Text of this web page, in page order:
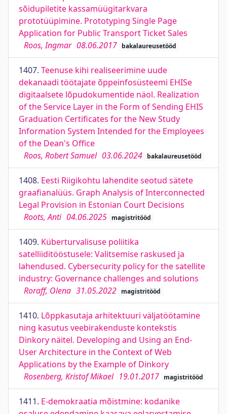
sõidupiletite kassamüügitarkvara
prototüüpimine. Prototyping Single Page
Application for Public Transport Ticket Sales
Roos, Ingmar 08.06.2017 bakalaureusetööd
1407. Teenuse kihi realiseerimine uude
dekanaadi töötajate õppeinfosüsteemi EHISe
digitaalsete lõpudokumentide näol. Realization
of the Service Layer in the Form of Sending EHIS
Graduation Certificates for the New Study
Information System Intended for the Employees
of the Dean's Office
Roos, Robert Samuel 03.06.2024 bakalaureusetööd
1408. Eesti Riigikohtu lahendite seotud sätete
graafianalüüs. Graph Analysis of Interconnected
Legal Provision in Estonian Court Decisions
Roots, Anti 04.06.2025 magistritööd
1409. Küberturvalisuse poliitika
satelliiditööstusele: Valitsemise raskused ja
lahendused. Cybersecurity policy for the satellite
industry: Governance challenges and solutions
Roraff, Olena 31.05.2022 magistritööd
1410. Lõppkasutaja arhitektuuri väljatöötamine
ning kasutus veebirakenduste kontekstis
Dinkory näitel. Developing and Using an End-
User Architecture in the Context of Web
Applications by the Example of Dinkory
Rosenberg, Kristof Mikael 19.01.2017 magistritööd
1411. E-demokraatia mõistmine: kodanike